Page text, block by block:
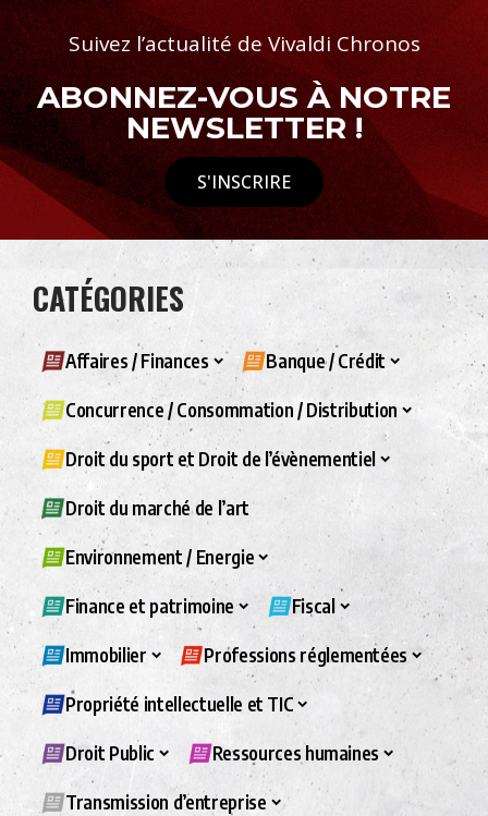
Suivez l’actualité de Vivaldi Chronos
ABONNEZ-VOUS À NOTRE
NEWSLETTER !
S'INSCRIRE
CATÉGORIES
Affaires / Finances Banque / Crédit
Concurrence / Consommation / Distribution
Droit du sport et Droit de l’évènementiel
Droit du marché de l’art
Environnement / Energie
Finance et patrimoine Fiscal
Immobilier Professions réglementées
Propriété intellectuelle et TIC
Droit Public Ressources humaines
Transmission d’entreprise